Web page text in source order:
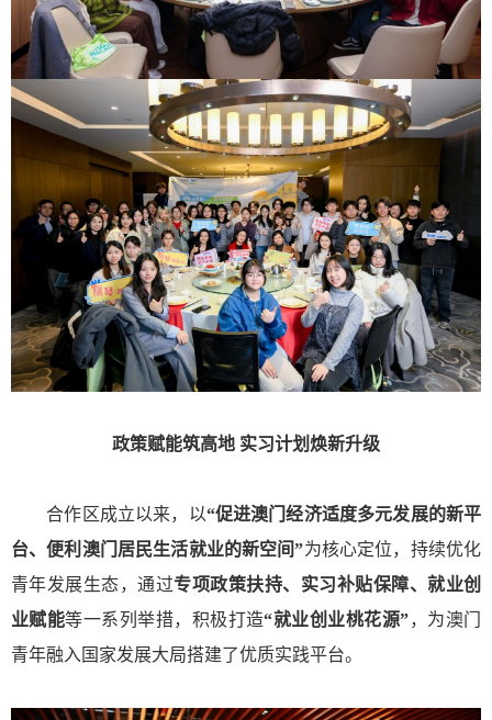
政策赋能筑高地 实习计划焕新升级
合作区成立以来，以“促进澳门经济适度多元发展的新平
台、便利澳门居民生活就业的新空间”为核心定位，持续优化
青年发展生态，通过专项政策扶持、实习补贴保障、就业创
业赋能等一系列举措，积极打造“就业创业桃花源”，为澳门
青年融入国家发展大局搭建了优质实践平台。